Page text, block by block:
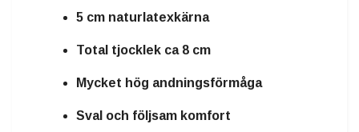
5 cm naturlatexkärna
Total tjocklek ca 8 cm
Mycket hög andningsförmåga
Sval och följsam komfort